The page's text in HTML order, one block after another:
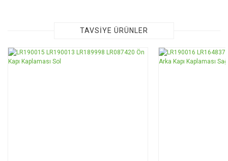
Görüş ve önerileriniz için teşekkür ederiz.
Ürün resmi kalitesiz, bozuk veya görüntülenemiyor.
TAVSİYE ÜRÜNLER